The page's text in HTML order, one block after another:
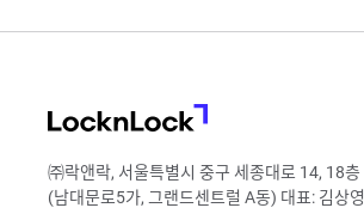
㈜락앤락, 서울특별시 중구 세종대로 14, 18층
(남대문로5가, 그랜드센트럴 A동) 대표: 김상영